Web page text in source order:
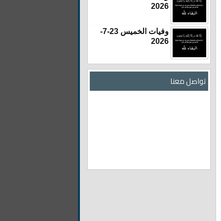
2026
وفيات الخميس 23-7-
2026
تواصل معنا